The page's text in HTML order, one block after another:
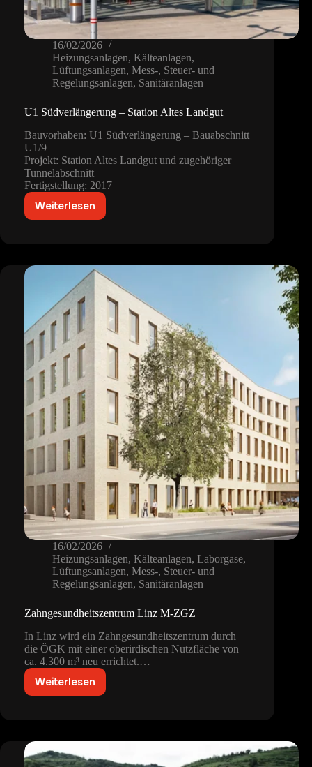
16/02/2026
Heizungsanlagen, Kälteanlagen,
Lüftungsanlagen, Mess-, Steuer- und
Regelungsanlagen, Sanitäranlagen
U1 Südverlängerung – Station Altes Landgut
Bauvorhaben: U1 Südverlängerung – Bauabschnitt
U1/9
Projekt: Station Altes Landgut und zugehöriger
Tunnelabschnitt
Fertigstellung: 2017
Weiterlesen
U1
Altes
Landgut
16/02/2026
Heizungsanlagen, Kälteanlagen, Laborgase,
Lüftungsanlagen, Mess-, Steuer- und
Regelungsanlagen, Sanitäranlagen
Zahngesundheitszentrum Linz M-ZGZ
In Linz wird ein Zahngesundheitszentrum durch
die ÖGK mit einer oberirdischen Nutzfläche von
ca. 4.300 m³ neu errichtet.…
WeiterlesenZahngesundheitszentrum